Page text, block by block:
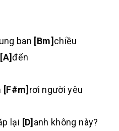
ban [Bm] chiều
[A]đến
[F#m] rơi người yêu
lại [D] anh không này?